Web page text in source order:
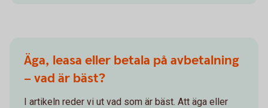
Äga, leasa eller betala på avbetalning
– vad är bäst?
I artikeln reder vi ut vad som är bäst. Att äga eller